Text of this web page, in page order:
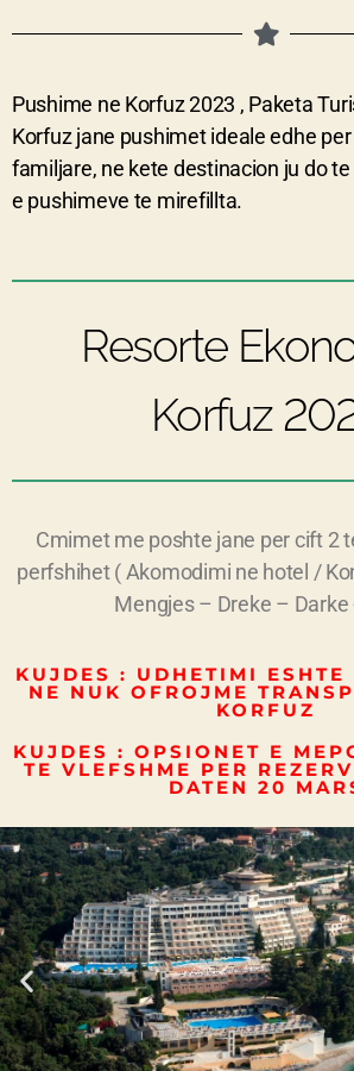
Pushime ne Korfuz 2023 , Paketa
Korfuz jane pushimet ideale edhe
familjare, ne kete destinacion ju do
e pushimeve te mirefillta.
Resorte
Korfuz
Cmimet me poshte jane per cift 2
perfshihet ( Akomodimi ne hotel /
Mengjes – Dreke – Darke
KUJDES : UDHETIMI
NE NUK OFROJME
KORFUZ
KUJDES : OPSIONET E
TE VLEFSHME PER
DATEN 20